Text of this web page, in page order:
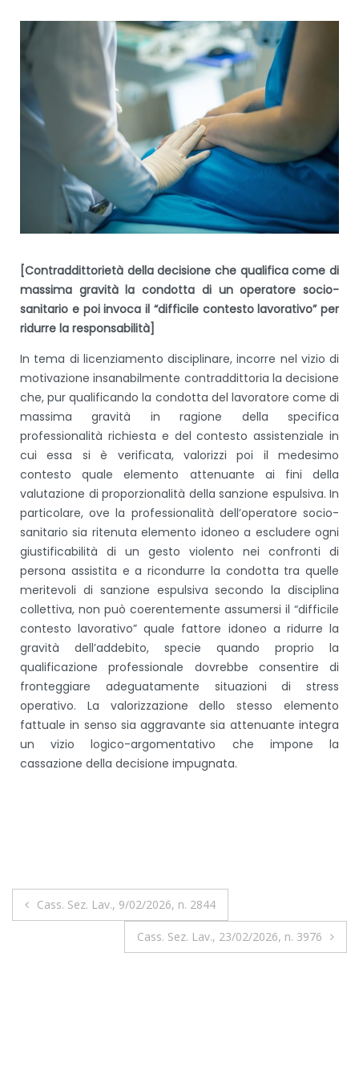
[Contraddittorietà della decisione che qualifica come di
massima gravità la condotta di un operatore socio-
sanitario e poi invoca il “difficile contesto lavorativo” per
ridurre la responsabilità]
In tema di licenziamento disciplinare, incorre nel vizio di
motivazione insanabilmente contraddittoria la decisione
che, pur qualificando la condotta del lavoratore come di
massima gravità in ragione della specifica
professionalità richiesta e del contesto assistenziale in
cui essa si è verificata, valorizzi poi il medesimo
contesto quale elemento attenuante ai fini della
valutazione di proporzionalità della sanzione espulsiva. In
particolare, ove la professionalità dell’operatore socio-
sanitario sia ritenuta elemento idoneo a escludere ogni
giustificabilità di un gesto violento nei confronti di
persona assistita e a ricondurre la condotta tra quelle
meritevoli di sanzione espulsiva secondo la disciplina
collettiva, non può coerentemente assumersi il “difficile
contesto lavorativo” quale fattore idoneo a ridurre la
gravità dell’addebito, specie quando proprio la
qualificazione professionale dovrebbe consentire di
fronteggiare adeguatamente situazioni di stress
operativo. La valorizzazione dello stesso elemento
fattuale in senso sia aggravante sia attenuante integra
un vizio logico-argomentativo che impone la
cassazione della decisione impugnata.
Cass. Sez. Lav., 9/02/2026, n. 2844
Cass. Sez. Lav., 23/02/2026, n. 3976